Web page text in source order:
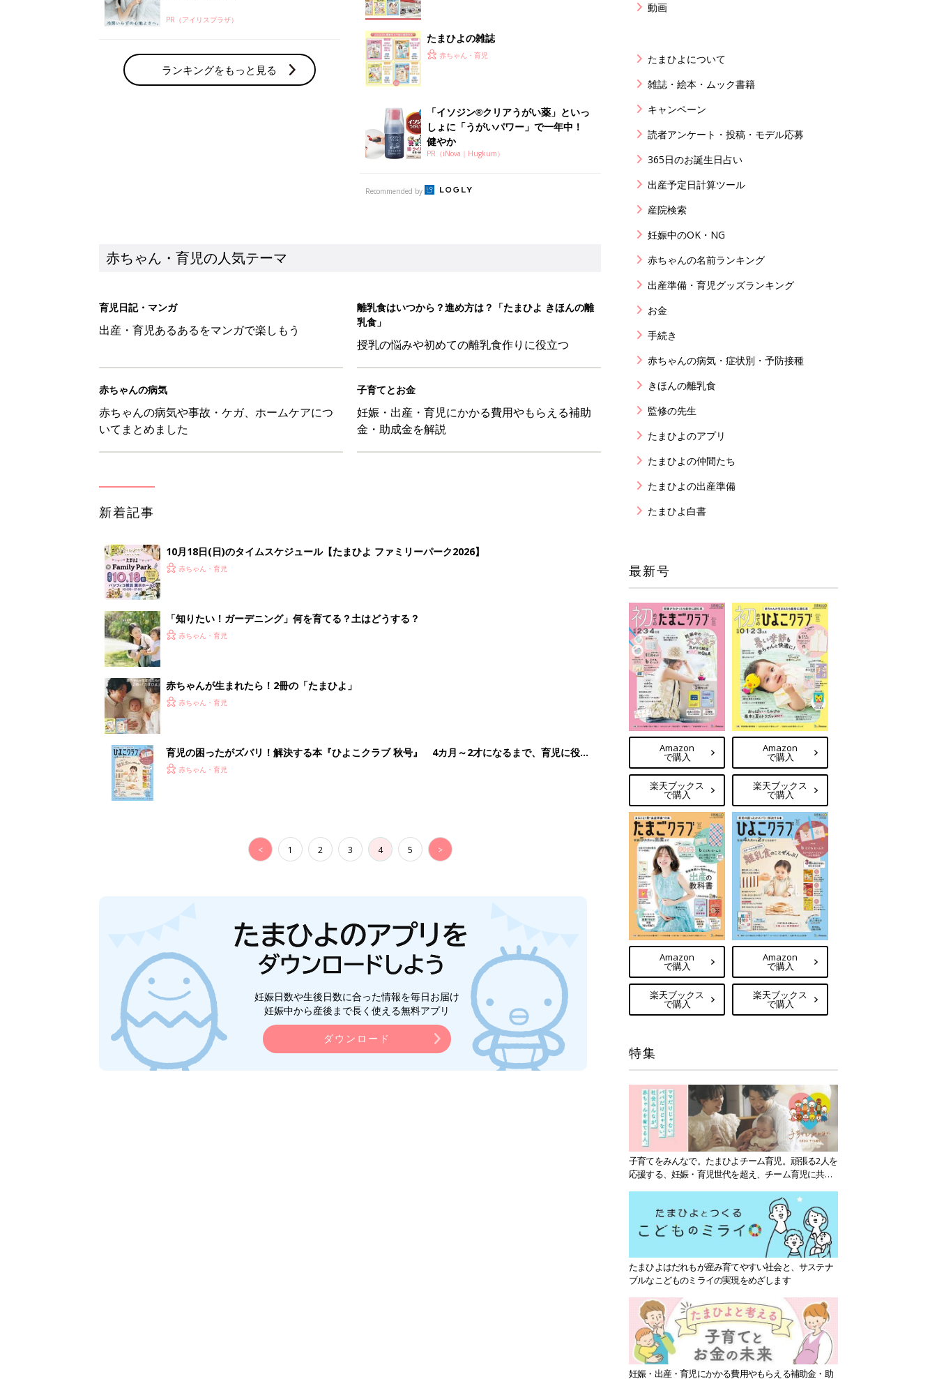
PR（アイリスプラザ）
ランキングをもっと見る
たまひよの雑誌
赤ちゃん・育児
「イソジン®クリアうがい薬」といっ
しょに「うがいパワー」で一年中！
健やか
PR（iNova｜Hugkum）
Recommended by
赤ちゃん・育児の人気テーマ
育児日記・マンガ
出産・育児あるあるをマンガで楽しもう
離乳食はいつから？進め方は？「たまひよ きほんの離
乳食」
授乳の悩みや初めての離乳食作りに役立つ
赤ちゃんの病気
赤ちゃんの病気や事故・ケガ、ホームケアにつ
いてまとめました
子育てとお金
妊娠・出産・育児にかかる費用やもらえる補助
金・助成金を解説
新着記事
10月18日(日)のタイムスケジュール【たまひよ ファミリーパーク2026】
赤ちゃん・育児
「知りたい！ガーデニング」何を育てる？土はどうする？
赤ちゃん・育児
赤ちゃんが生まれたら！2冊の「たまひよ」
赤ちゃん・育児
育児の困ったがズバリ！解決する本『ひよこクラブ 秋号』 4カ月～2才になるまで、育児に役立
つ情報がいっぱい！
赤ちゃん・育児
< 1 2 3 4 5 >
妊娠日数や生後日数に合った情報を毎日お届け
妊娠中から産後まで長く使える無料アプリ
ダウンロード
動画
たまひよについて
雑誌・絵本・ムック書籍
キャンペーン
読者アンケート・投稿・モデル応募
365日のお誕生日占い
出産予定日計算ツール
産院検索
妊娠中のOK・NG
赤ちゃんの名前ランキング
出産準備・育児グッズランキング
お金
手続き
赤ちゃんの病気・症状別・予防接種
きほんの離乳食
監修の先生
たまひよのアプリ
たまひよの仲間たち
たまひよの出産準備
たまひよ白書
最新号
Amazon
で購入
楽天ブックス
で購入
Amazon
で購入
楽天ブックス
で購入
Amazon
で購入
楽天ブックス
で購入
Amazon
で購入
楽天ブックス
で購入
特集
子育てをみんなで。たまひよチーム育児。頑張る2人を
応援する、妊娠・育児世代を超え、チーム育児に共感
たまひよはだれもが産み育てやすい社会と、サステナ
ブルなこどものミライの実現をめざします
妊娠・出産・育児にかかる費用やもらえる補助金・助